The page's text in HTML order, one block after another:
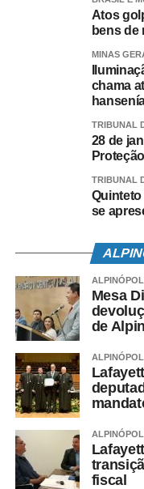
O tratamento da
Imediatamente após
entre seis a 12
contagiosa, cerca de
a transmitem para as
contatos domiciliares
maior risco de
devem ser
temporária para 44
ambientais
Atos
bens de
MINAS
chama
TRIBUNAL
28 de
TRIBUNAL
se
Mesa
de
fiscal